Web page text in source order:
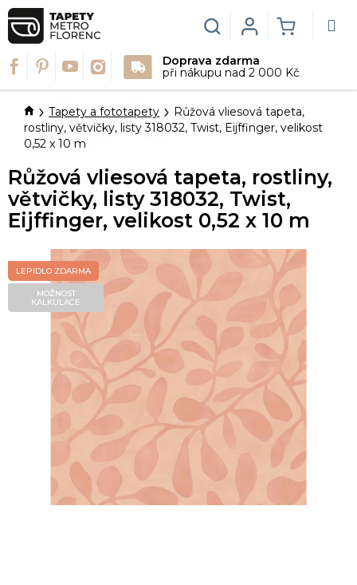
Přejít
na
obsah
Doprava zdarma
při nákupu nad 2 000 Kč
Hledat
KOŠÍK
Login
DomůTapety a fototapety
Růžová vliesová tapeta,
rostliny, větvičky, listy 318032, Twist, Eijffinger, velikost
0,52 x 10 m
Růžová vliesová tapeta, rostliny,
větvičky, listy 318032, Twist,
Eijffinger, velikost 0,52 x 10 m
LEPIDLO ZDARMA
MOŽNOST
KALKULACE